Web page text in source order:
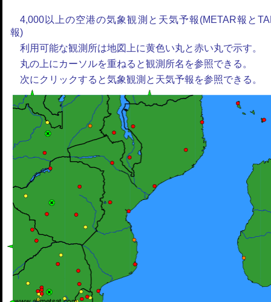
4,000以上の空港の気象観測と天気予報(METAR報と
報)
利用可能な観測所は地図上に黄色い丸と赤い丸で示す。
丸の上にカーソルを重ねると観測所名を参照できる。
次にクリックすると気象観測と天気予報を参照できる。